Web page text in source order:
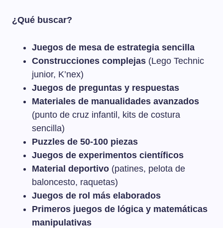
¿Qué buscar?
Juegos de mesa de estrategia sencilla
Construcciones complejas (Lego Technic
junior, K’nex)
Juegos de preguntas y respuestas
Materiales de manualidades avanzados
(punto de cruz infantil, kits de costura
sencilla)
Puzzles de 50-100 piezas
Juegos de experimentos científicos
Material deportivo (patines, pelota de
baloncesto, raquetas)
Juegos de rol más elaborados
Primeros juegos de lógica y matemáticas
manipulativas